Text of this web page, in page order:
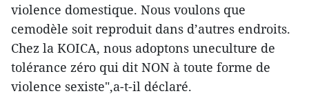
violence domestique. Nous voulons que
cemodèle soit reproduit dans d’autres endroits.
Chez la KOICA, nous adoptons uneculture de
tolérance zéro qui dit NON à toute forme de
violence sexiste",a-t-il déclaré.